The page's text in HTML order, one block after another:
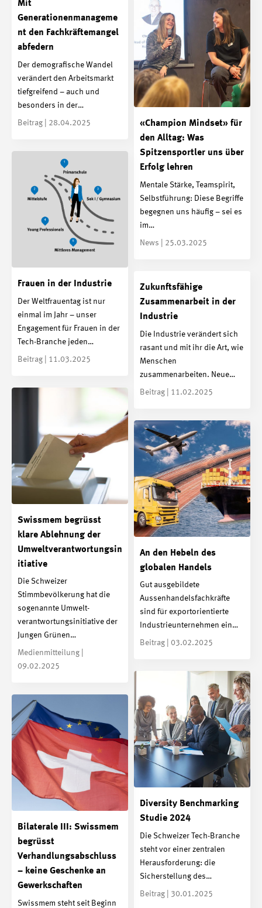
Mit
Generationenmanageme
nt den Fachkräftemangel
abfedern
Der demografische Wandel
verändert den Arbeitsmarkt
tiefgreifend – auch und
besonders in der…
Beitrag | 28.04.2025
«Champion Mindset» für
den Alltag: Was
Spitzensportler uns über
Erfolg lehren
Mentale Stärke, Teamspirit,
Selbstführung: Diese Begriffe
begegnen uns häufig – sei es
im…
News | 25.03.2025
Frauen in der Industrie
Der Weltfrauentag ist nur
einmal im Jahr – unser
Engagement für Frauen in der
Tech-Branche jeden…
Beitrag | 11.03.2025
Zukunftsfähige
Zusammenarbeit in der
Industrie
Die Industrie verändert sich
rasant und mit ihr die Art, wie
Menschen
zusammenarbeiten. Neue…
Beitrag | 11.02.2025
Swissmem begrüsst
klare Ablehnung der
Umweltverantwortungsin
itiative
Die Schweizer
Stimmbevölkerung hat die
sogenannte Umwelt­
verantwortungs­initiative der
Jungen Grünen…
Medienmitteilung |
09.02.2025
An den Hebeln des
globalen Handels
Gut ausgebildete
Aussenhandelsfachkräfte
sind für exportorientierte
Industrieunternehmen ein…
Beitrag | 03.02.2025
Diversity Benchmarking
Studie 2024
Die Schweizer Tech-Branche
steht vor einer zentralen
Herausforderung: die
Sicherstellung des…
Beitrag | 30.01.2025
Bilaterale III: Swissmem
begrüsst
Verhandlungsabschluss
– keine Geschenke an
Gewerkschaften
Swissmem steht seit Beginn